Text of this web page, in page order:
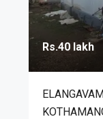
Rs.40 lakh